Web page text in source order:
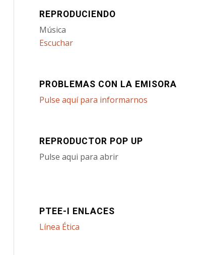
REPRODUCIENDO
Música
Escuchar
PROBLEMAS CON LA EMISORA
Pulse aquí para informarnos
REPRODUCTOR POP UP
Pulse aqui para abrir
PTEE-I ENLACES
Línea Ética